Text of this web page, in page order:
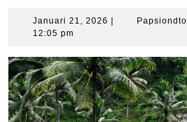
Januari 21, 2026 Januari
12:05 pm